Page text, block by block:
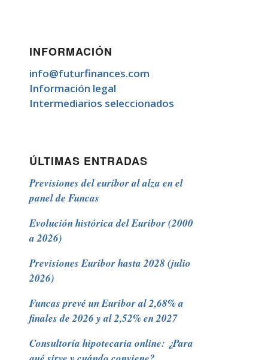
INFORMACIÓN
info@futurfinances.com
Información legal
Intermediarios seleccionados
ÚLTIMAS ENTRADAS
Previsiones del euríbor al alza en el
panel de Funcas
Evolución histórica del Euribor (2000
a 2026)
Previsiones Euribor hasta 2028 (julio
2026)
Funcas prevé un Euribor al 2,68% a
finales de 2026 y al 2,52% en 2027
Consultoría hipotecaria online: ¿Para